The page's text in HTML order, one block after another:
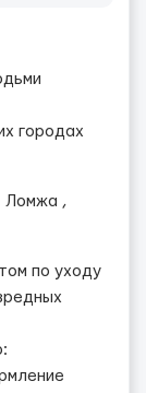
городах
Ломжа ,
по уходу